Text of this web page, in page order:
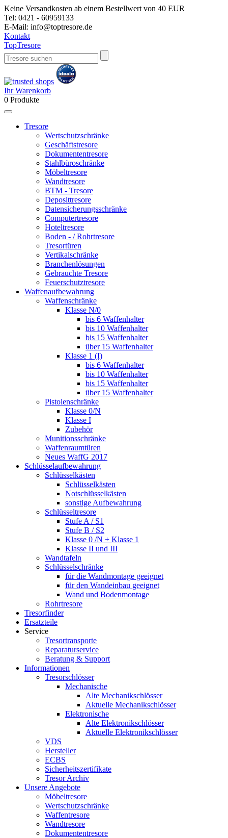
Keine Versandkosten ab einem Bestellwert von 40 EUR
Tel: 0421 - 60959133
E-Mail: info@toptresore.de
Kontakt
TopTresore
Ihr Warenkorb
0 Produkte
Tresore
Wertschutzschränke
Geschäftstresore
Dokumententresore
Stahlbüroschränke
Möbeltresore
Wandtresore
BTM - Tresore
Deposittresore
Datensicherungsschränke
Computertresore
Hoteltresore
Boden - / Rohrtresore
Tresortüren
Vertikalschränke
Branchenlösungen
Gebrauchte Tresore
Feuerschutztresore
Waffenaufbewahrung
Waffenschränke
Klasse N/0
bis 6 Waffenhalter
bis 10 Waffenhalter
bis 15 Waffenhalter
über 15 Waffenhalter
Klasse 1 (I)
bis 6 Waffenhalter
bis 10 Waffenhalter
bis 15 Waffenhalter
über 15 Waffenhalter
Pistolenschränke
Klasse 0/N
Klasse I
Zubehör
Munitionsschränke
Waffenraumtüren
Neues WaffG 2017
Schlüsselaufbewahrung
Schlüsselkästen
Schlüsselkästen
Notschlüsselkästen
sonstige Aufbewahrung
Schlüsseltresore
Stufe A / S1
Stufe B / S2
Klasse 0 /N + Klasse 1
Klasse II und III
Wandtafeln
Schlüsselschränke
für die Wandmontage geeignet
für den Wandeinbau geeignet
Wand und Bodenmontage
Rohrtresore
Tresorfinder
Ersatzteile
Service
Tresortransporte
Reparaturservice
Beratung & Support
Informationen
Tresorschlösser
Mechanische
Alte Mechanikschlösser
Aktuelle Mechanikschlösser
Elektronische
Alte Elektronikschlösser
Aktuelle Elektronikschlösser
VDS
Hersteller
ECBS
Sicherheitszertifikate
Tresor Archiv
Unsere Angebote
Möbeltresore
Wertschutzschränke
Waffentresore
Wandtresore
Dokumententresore